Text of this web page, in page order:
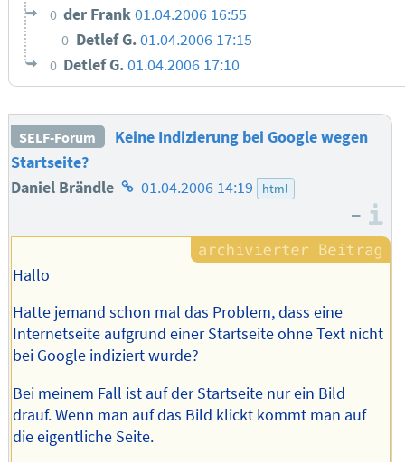
0 der Frank01.04.2006 16:55
0 Detlef G.01.04.2006 17:15
0 Detlef G.01.04.2006 17:10
SELF-Forum
Keine Indizierung bei Google wegen
Startseite?
Daniel Brändle Homepage
Autors
01.04.2006 14:19 html
–
Hallo
Hatte jemand schon mal das Problem, dass eine
Internetseite aufgrund einer Startseite ohne Text nicht
bei Google indiziert wurde?
Bei meinem Fall ist auf der Startseite nur ein Bild
drauf. Wenn man auf das Bild klickt kommt man auf
die eigentliche Seite.